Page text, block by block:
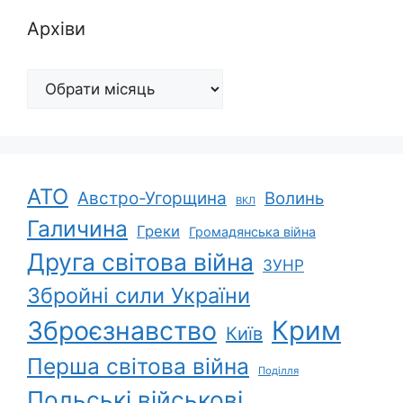
Архіви
Архіви
АТО Австро-Угорщина ВКЛ Волинь
Галичина Греки Громадянська війна
Друга світова війна ЗУНР
Збройні сили України
Зброєзнавство Київ Крим
Перша світова війна Поділля